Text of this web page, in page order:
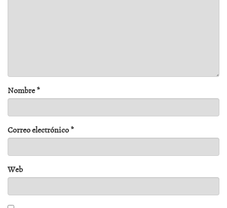
Nombre*
Correo electrónico*
Web